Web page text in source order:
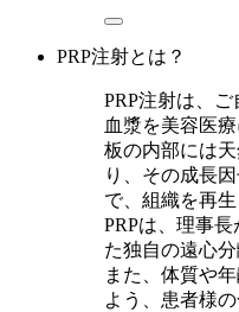
PRP注射とは？
PRP注射は、
血漿を美容医
板の内部には
り、その成長
で、組織を再
PRPは、理事
た独自の遠心
また、体質や
よう、患者様